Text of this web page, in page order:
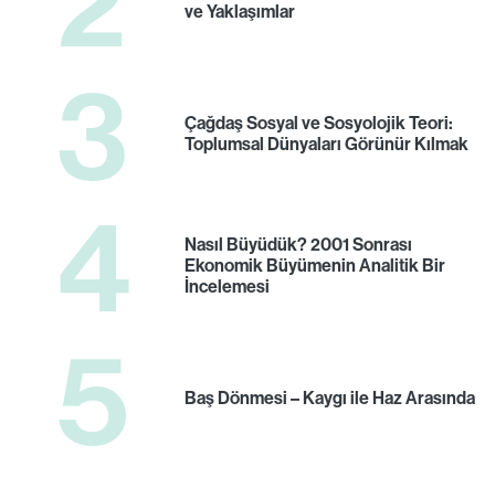
ve Yaklaşımlar
3
Çağdaş Sosyal ve Sosyolojik Teori:
Toplumsal Dünyaları Görünür Kılmak
4
Nasıl Büyüdük? 2001 Sonrası
Ekonomik Büyümenin Analitik Bir
İncelemesi
5 Baş Dönmesi – Kaygı ile Haz Arasında